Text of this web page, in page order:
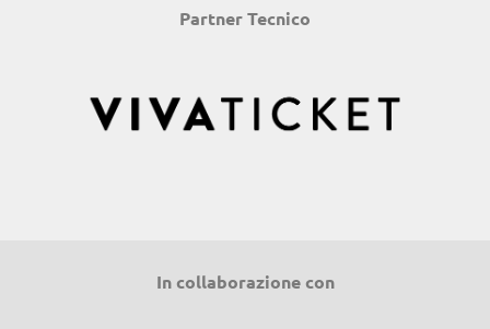
Partner Tecnico
In collaborazione con